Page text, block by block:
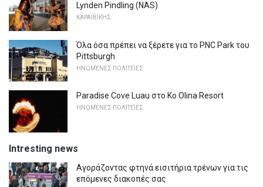
Lynden Pindling (NAS)
ΚΑΡΑΪΒΙΚΉΣ
Όλα όσα πρέπει να ξέρετε για το PNC Park του
Pittsburgh
ΗΝΩΜΈΝΕΣ ΠΟΛΙΤΕΊΕΣ
Paradise Cove Luau στο Ko Olina Resort
ΗΝΩΜΈΝΕΣ ΠΟΛΙΤΕΊΕΣ
Intresting news
Αγοράζοντας φτηνά εισιτήρια τρένων για τις
επόμενες διακοπές σας